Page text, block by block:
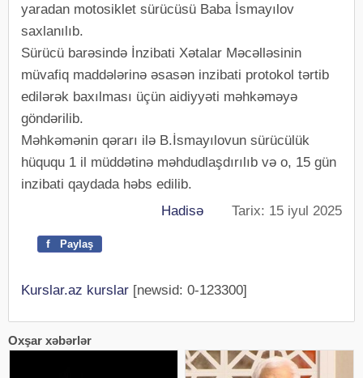
yaradan motosiklet sürücüsü Baba İsmayılov
saxlanılıb.
Sürücü barəsində İnzibati Xətalar Məcəlləsinin
müvafiq maddələrinə əsasən inzibati protokol tərtib
edilərək baxılması üçün aidiyyəti məhkəməyə
göndərilib.
Məhkəmənin qərarı ilə B.İsmayılovun sürücülük
hüququ 1 il müddətinə məhdudlaşdırılıb və o, 15 gün
inzibati qaydada həbs edilib.
Hadisə Tarix: 15 iyul 2025
f Paylaş
Kurslar.az kurslar [newsid: 0-123300]
Oxşar xəbərlər